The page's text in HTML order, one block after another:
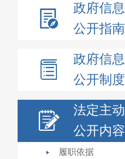
政府信息
公开指南
政府信息
公开制度
法定主动
公开内容
履职依据